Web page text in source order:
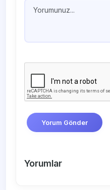
Yorum Gönder
Yorumlar